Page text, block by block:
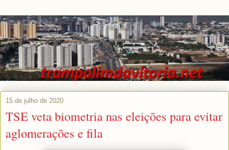
15 de julho de 2020
TSE veta biometria nas eleições para evitar
aglomerações e fila